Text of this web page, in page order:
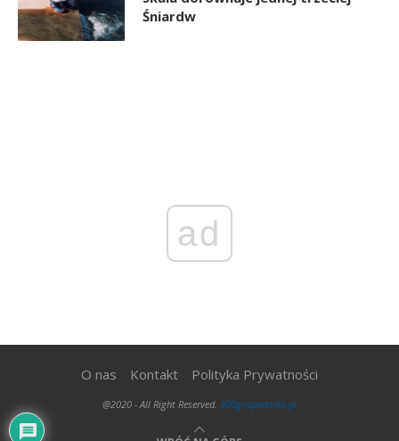
Śniardw
ad
O nas Kontakt Polityka Prywatności
@2020 - All Right Reserved. 300gospodarka.pl